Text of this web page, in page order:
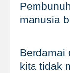
manusia
Berdamai
kita tidak